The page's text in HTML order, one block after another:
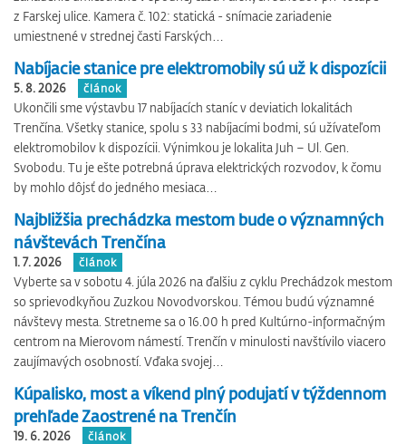
z Farskej ulice. Kamera č. 102: statická - snímacie zariadenie
umiestnené v strednej časti Farských…
Nabíjacie stanice pre elektromobily sú už k dispozícii
5. 8. 2026 článok
Ukončili sme výstavbu 17 nabíjacích staníc v deviatich lokalitách
Trenčína. Všetky stanice, spolu s 33 nabíjacími bodmi, sú užívateľom
elektromobilov k dispozícii. Výnimkou je lokalita Juh – Ul. Gen.
Svobodu. Tu je ešte potrebná úprava elektrických rozvodov, k čomu
by mohlo dôjsť do jedného mesiaca…
Najbližšia prechádzka mestom bude o významných
návštevách Trenčína
1. 7. 2026 článok
Vyberte sa v sobotu 4. júla 2026 na ďalšiu z cyklu Prechádzok mestom
so sprievodkyňou Zuzkou Novodvorskou. Témou budú významné
návštevy mesta. Stretneme sa o 16.00 h pred Kultúrno-informačným
centrom na Mierovom námestí. Trenčín v minulosti navštívilo viacero
zaujímavých osobností. Vďaka svojej…
Kúpalisko, most a víkend plný podujatí v týždennom
prehľade Zaostrené na Trenčín
19. 6. 2026 článok